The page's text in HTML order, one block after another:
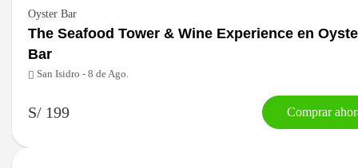
Oyster Bar
The Seafood Tower & Wine Experience en
Bar
San Isidro - 8 de Ago.
S/ 199 Comprar